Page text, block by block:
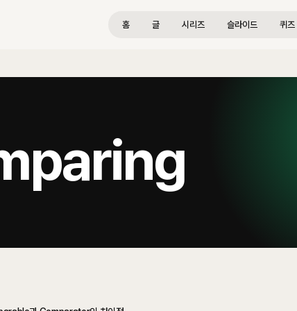
홈 글 시리즈 슬라이드 퀴즈